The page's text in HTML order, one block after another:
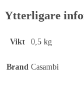
Ytterligare
Vikt 0,5 kg
Brand Casambi